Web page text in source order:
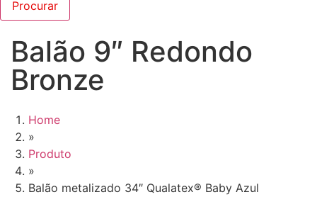
Balão 9″ Redondo
Bronze
Home
»
Produto
»
Balão metalizado 34″ Qualatex® Baby Azul